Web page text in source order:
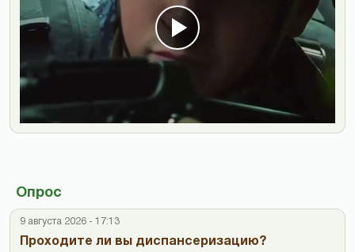
Опрос
9 августа 2026 - 17:13
Проходите ли вы диспансеризацию?